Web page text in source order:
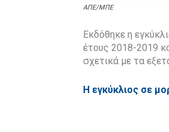
ΑΠΕ/ΜΠΕ
Εκδόθηκε η
έτους 2018-2019
σχετικά με τα
Η εγκύκλιος σε